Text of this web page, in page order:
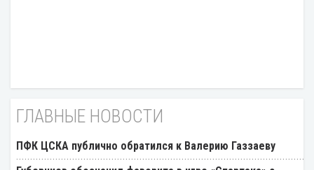
ГЛАВНЫЕ НОВОСТИ
ПФК ЦСКА публично обратился к Валерию Газзаеву